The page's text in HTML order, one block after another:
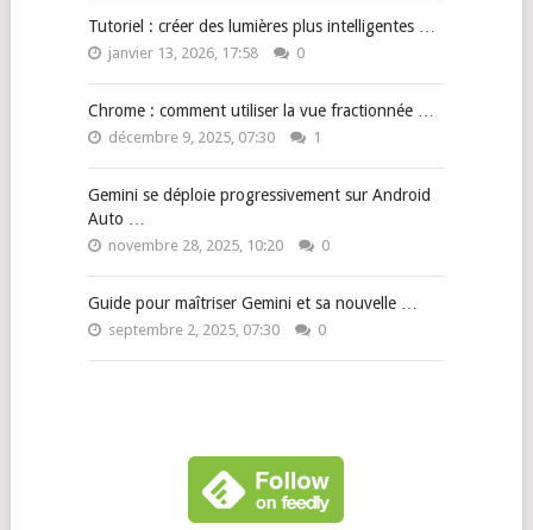
Tutoriel : créer des lumières plus intelligentes …
janvier 13, 2026, 17:58 0
Chrome : comment utiliser la vue fractionnée …
décembre 9, 2025, 07:30 1
Gemini se déploie progressivement sur Android
Auto …
novembre 28, 2025, 10:20 0
Guide pour maîtriser Gemini et sa nouvelle …
septembre 2, 2025, 07:30 0